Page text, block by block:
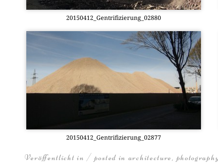
20150412_Gentrifizierung_02880
20150412_Gentrifizierung_02877
Veröffentlicht in / posted in architecture,